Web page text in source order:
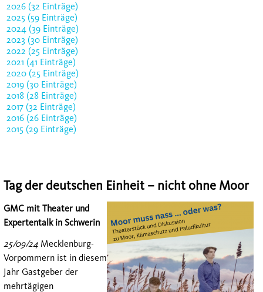
2026 (32 Einträge)
2025 (59 Einträge)
2024 (39 Einträge)
2023 (30 Einträge)
2022 (25 Einträge)
2021 (41 Einträge)
2020 (25 Einträge)
2019 (30 Einträge)
2018 (28 Einträge)
2017 (32 Einträge)
2016 (26 Einträge)
2015 (29 Einträge)
Tag der deutschen Einheit – nicht ohne Moor
GMC mit Theater und
Expertentalk in Schwerin
25/09/24 Mecklenburg-
Vorpommern ist in diesem
Jahr Gastgeber der
mehrtägigen